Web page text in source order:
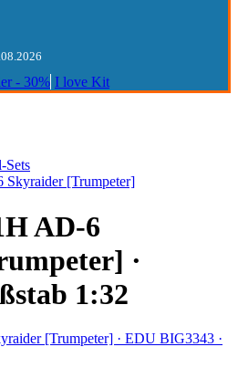
- 30% I love Kit
Sets
[Trumpeter]
AD-6
·
1:32